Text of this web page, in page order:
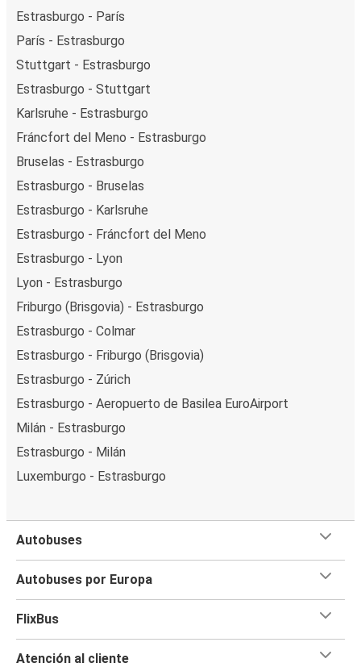
Estrasburgo - París
París - Estrasburgo
Stuttgart - Estrasburgo
Estrasburgo - Stuttgart
Karlsruhe - Estrasburgo
Fráncfort del Meno - Estrasburgo
Bruselas - Estrasburgo
Estrasburgo - Bruselas
Estrasburgo - Karlsruhe
Estrasburgo - Fráncfort del Meno
Estrasburgo - Lyon
Lyon - Estrasburgo
Friburgo (Brisgovia) - Estrasburgo
Estrasburgo - Colmar
Estrasburgo - Friburgo (Brisgovia)
Estrasburgo - Zúrich
Estrasburgo - Aeropuerto de Basilea EuroAirport
Milán - Estrasburgo
Estrasburgo - Milán
Luxemburgo - Estrasburgo
Autobuses
Autobuses por Europa
FlixBus
Atención al cliente